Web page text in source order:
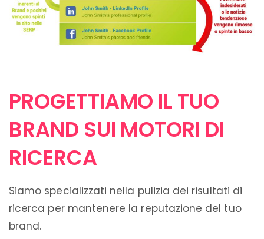
PROGETTIAMO IL TUO
BRAND SUI MOTORI DI
RICERCA
Siamo specializzati nella pulizia dei risultati di
ricerca per mantenere la reputazione del tuo
brand.